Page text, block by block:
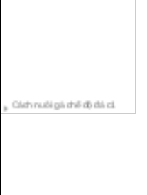
Cách nuôi gà đông tảo thuần